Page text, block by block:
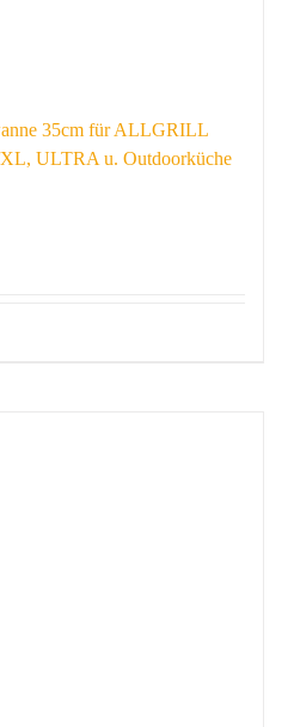
35cm für ALLGRILL
ULTRA u. Outdoorküche